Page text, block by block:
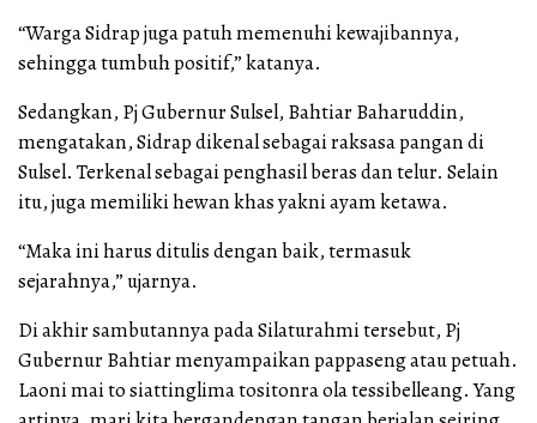
“Warga Sidrap juga patuh memenuhi kewajibannya,
sehingga tumbuh positif,” katanya.
Sedangkan, Pj Gubernur Sulsel, Bahtiar Baharuddin,
mengatakan, Sidrap dikenal sebagai raksasa pangan di
Sulsel. Terkenal sebagai penghasil beras dan telur. Selain
itu, juga memiliki hewan khas yakni ayam ketawa.
“Maka ini harus ditulis dengan baik, termasuk
sejarahnya,” ujarnya.
Di akhir sambutannya pada Silaturahmi tersebut, Pj
Gubernur Bahtiar menyampaikan pappaseng atau petuah.
Laoni mai to siattinglima tositonra ola tessibelleang. Yang